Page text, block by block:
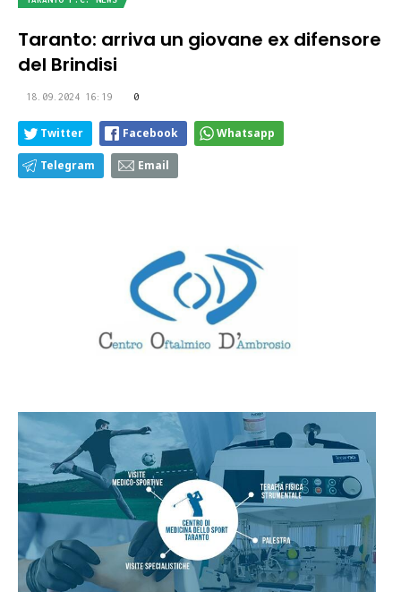
Taranto: arriva un giovane ex difensore
del Brindisi
18.09.2024 16:19 0
Twitter Facebook Whatsapp
Telegram Email